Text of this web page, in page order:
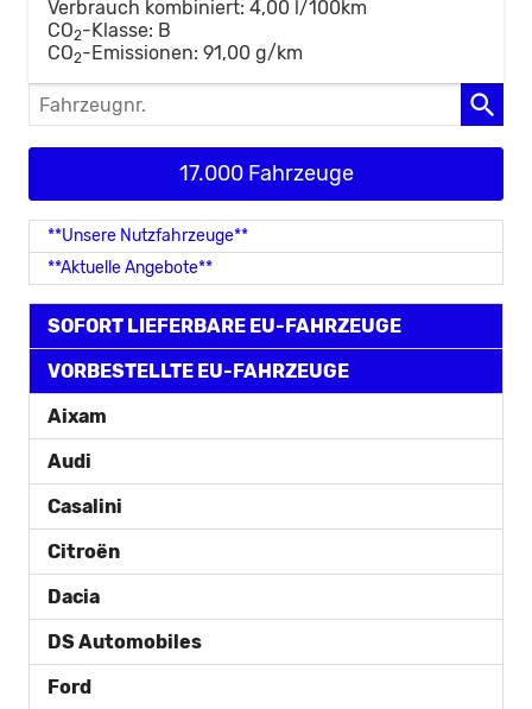
Verbrauch kombiniert: 4,00 l/100km
CO2-Klasse: B
CO2-Emissionen: 91,00 g/km
Fahrzeugnr.
17.000 Fahrzeuge
**Unsere Nutzfahrzeuge**
**Aktuelle Angebote**
SOFORT LIEFERBARE EU-FAHRZEUGE
VORBESTELLTE EU-FAHRZEUGE
Aixam
Audi
Casalini
Citroën
Dacia
DS Automobiles
Ford